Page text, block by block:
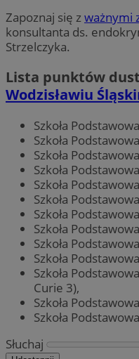
Zapoznaj się zważnymi
konsultanta ds.
Strzelczyka.
Lista punktów
Wodzisławiu
Szkoła
Szkoła
Szkoła
Szkoła
Szkoła
Szkoła
Szkoła
Szkoła
Szkoła
Szkoła
Szkoła
Curie 3),
Szkoła
Szkoła
Słuchaj